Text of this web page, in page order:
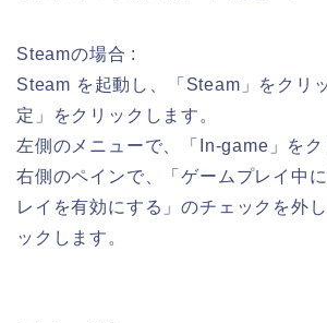
Steamの場合 :
Steam を起動し、「Steam」をクリ
定」をクリックします。
左側のメニューで、「In-game」をク
右側のペインで、「ゲームプレイ中
レイを有効にする」のチェックを外
ックします。